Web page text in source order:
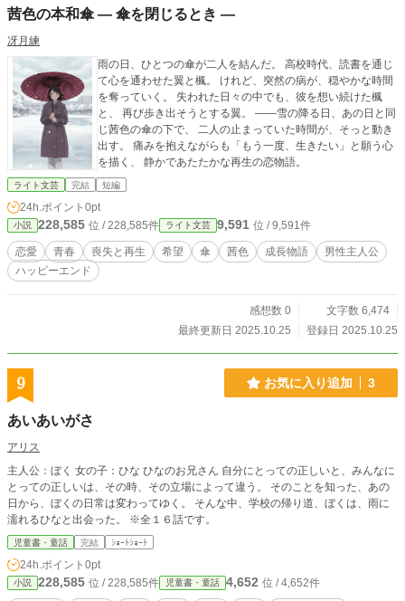
茜色の本和傘 ― 傘を閉じるとき ―
冴月練
雨の日、ひとつの傘が二人を結んだ。 高校時代、読書を通じ
て心を通わせた翼と楓。 けれど、突然の病が、穏やかな時間
を奪っていく。 失われた日々の中でも、彼を想い続けた楓
と、 再び歩き出そうとする翼。 ――雪の降る日、あの日と同
じ茜色の傘の下で、 二人の止まっていた時間が、そっと動き
出す。 痛みを抱えながらも「もう一度、生きたい」と願う心
を描く、 静かであたたかな再生の恋物語。
ライト文芸 完結 短編
24h.ポイント 0pt
小説 228,585 位 / 228,585件 ライト文芸 9,591 位 / 9,591件
恋愛 青春 喪失と再生 希望 傘 茜色 成長物語
男性主人公
ハッピーエンド
感想数 0
文字数 6,474
最終更新日 2025.10.25
登録日 2025.10.25
9 お気に入り追加 3
あいあいがさ
アリス
主人公：ぼく 女の子：ひな ひなのお兄さん 自分にとっての正しいと、みんなに
とっての正しいは、その時、その立場によって違う。 そのことを知った、あの
日から、ぼくの日常は変わってゆく。 そんな中、学校の帰り道、ぼくは、雨に
濡れるひなと出会った。 ※全１６話です。
児童書・童話 完結 ｼｮｰﾄｼｮｰﾄ
24h.ポイント 0pt
小説 228,585 位 / 228,585件 児童書・童話 4,652 位 / 4,652件